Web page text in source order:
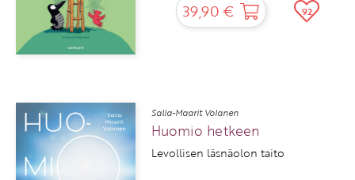
39,90 € 92
Salla-Maarit Volanen
Huomio hetkeen
Levollisen läsnäolon taito